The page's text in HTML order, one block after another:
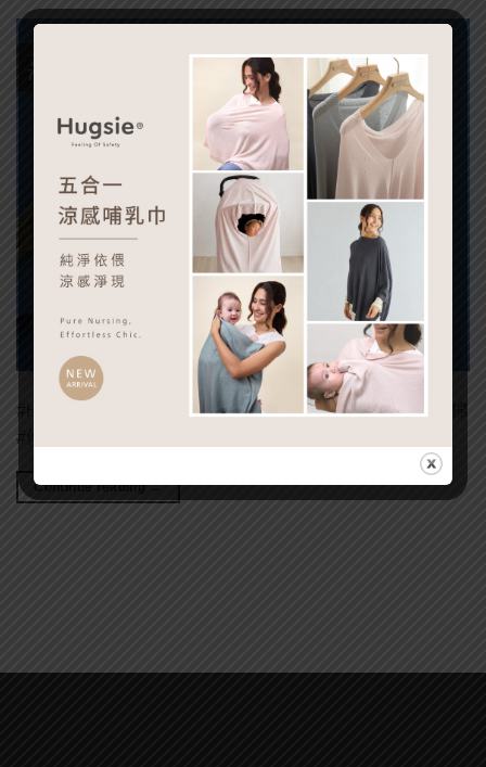
#Hugsie #台北霞海城隍廟 #霞海城隍廟 #大春煉皂 #好孕棉
#傳承 #分享 #索取 #求子 #備孕 […]
Continue reading→